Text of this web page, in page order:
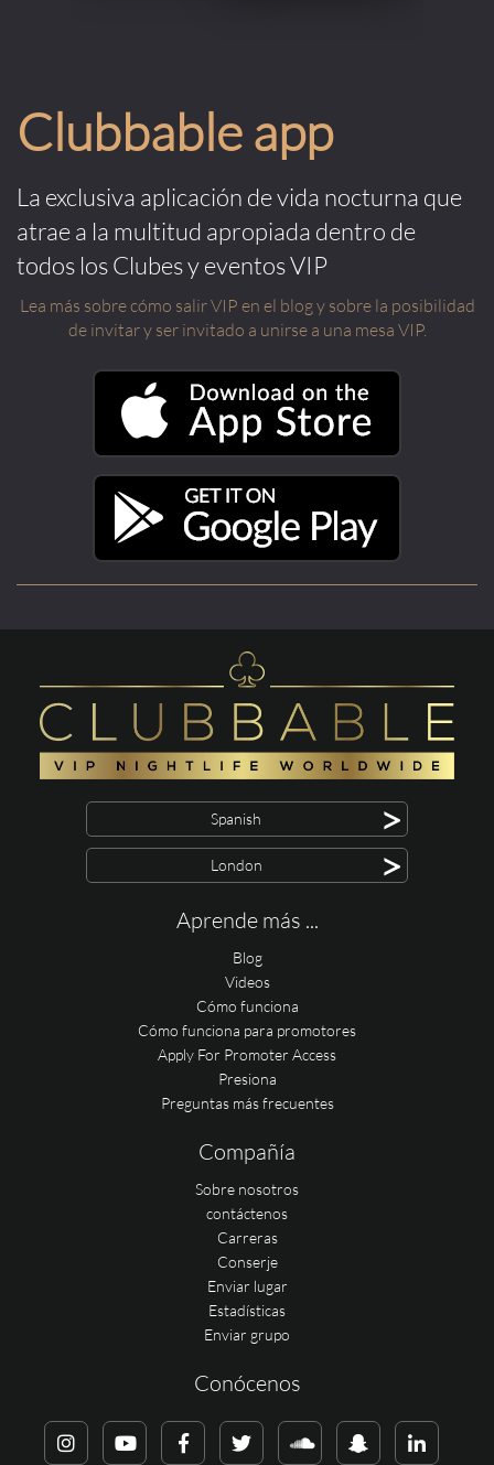
Clubbable app
La exclusiva aplicación de vida nocturna que
atrae a la multitud apropiada dentro de
todos los Clubes y eventos VIP
Lea más sobre cómo salir VIP en el blog y sobre la posibilidad
de invitar y ser invitado a unirse a una mesa VIP.
Spanish >
London >
Aprende más ...
Blog
Videos
Cómo funciona
Cómo funciona para promotores
Apply For Promoter Access
Presiona
Preguntas más frecuentes
Compañía
Sobre nosotros
contáctenos
Carreras
Conserje
Enviar lugar
Estadísticas
Enviar grupo
Conócenos